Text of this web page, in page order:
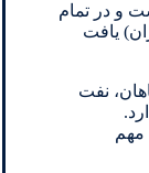
و در تمام
یافت
نفت
مهم